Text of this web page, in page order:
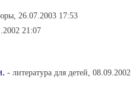
26.07.2003 17:53
21:07
- литература для детей, 08.09.2002